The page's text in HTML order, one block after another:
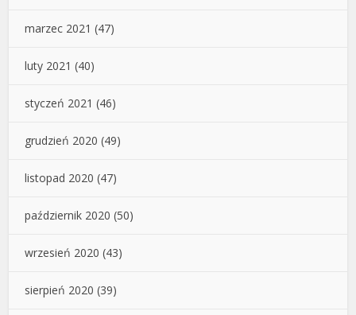
marzec 2021 (47)
luty 2021 (40)
styczeń 2021 (46)
grudzień 2020 (49)
listopad 2020 (47)
październik 2020 (50)
wrzesień 2020 (43)
sierpień 2020 (39)